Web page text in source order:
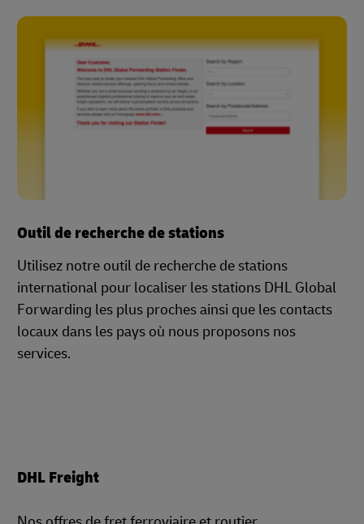
Outil de recherche de stations
Utilisez notre outil de recherche de stations
international pour localiser les stations DHL Global
Forwarding les plus proches ainsi que les contacts
locaux dans les pays où nous proposons nos
services.
DHL Freight